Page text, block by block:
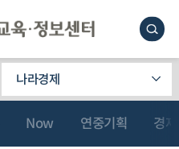
나라경제
Now 연중기획 경